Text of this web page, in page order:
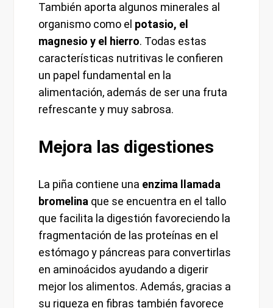
También aporta algunos minerales al
organismo como el potasio, el
magnesio y el hierro. Todas estas
características nutritivas le confieren
un papel fundamental en la
alimentación, además de ser una fruta
refrescante y muy sabrosa.
Mejora las digestiones
La piña contiene una enzima llamada
bromelina que se encuentra en el tallo
que facilita la digestión favoreciendo la
fragmentación de las proteínas en el
estómago y páncreas para convertirlas
en aminoácidos ayudando a digerir
mejor los alimentos. Además, gracias a
su riqueza en fibras también favorece